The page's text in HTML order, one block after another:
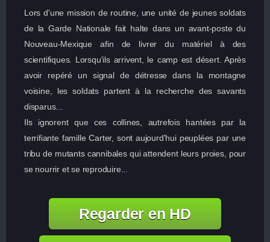
Lors d'une mission de routine, une unité de jeunes soldats
de la Garde Nationale fait halte dans un avant-poste du
Nouveau-Mexique afin de livrer du matériel à des
scientifiques. Lorsqu'ils arrivent, le camp est désert. Après
avoir repéré un signal de détresse dans la montagne
voisine, les soldats partent à la recherche des savants
disparus...
Ils ignorent que ces collines, autrefois hantées par la
terrifiante famille Carter, sont aujourd'hui peuplées par une
tribu de mutants cannibales qui attendent leurs proies, pour
se nourrir et se reproduire...
Regarder en HD